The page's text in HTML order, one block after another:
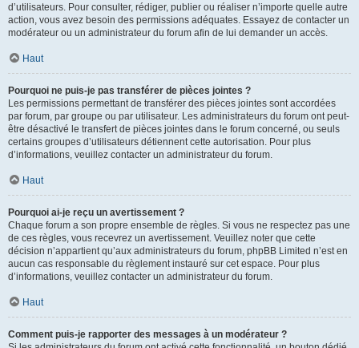
d’utilisateurs. Pour consulter, rédiger, publier ou réaliser n’importe quelle autre
action, vous avez besoin des permissions adéquates. Essayez de contacter un
modérateur ou un administrateur du forum afin de lui demander un accès.
Haut
Pourquoi ne puis-je pas transférer de pièces jointes ?
Les permissions permettant de transférer des pièces jointes sont accordées
par forum, par groupe ou par utilisateur. Les administrateurs du forum ont peut-
être désactivé le transfert de pièces jointes dans le forum concerné, ou seuls
certains groupes d’utilisateurs détiennent cette autorisation. Pour plus
d’informations, veuillez contacter un administrateur du forum.
Haut
Pourquoi ai-je reçu un avertissement ?
Chaque forum a son propre ensemble de règles. Si vous ne respectez pas une
de ces règles, vous recevrez un avertissement. Veuillez noter que cette
décision n’appartient qu’aux administrateurs du forum, phpBB Limited n’est en
aucun cas responsable du règlement instauré sur cet espace. Pour plus
d’informations, veuillez contacter un administrateur du forum.
Haut
Comment puis-je rapporter des messages à un modérateur ?